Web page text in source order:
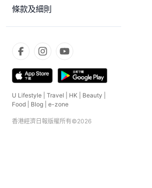
條款及細則
U Lifestyle Travel HK Beauty
Food
Blog e-zone
香港經濟日報版權所有©2026